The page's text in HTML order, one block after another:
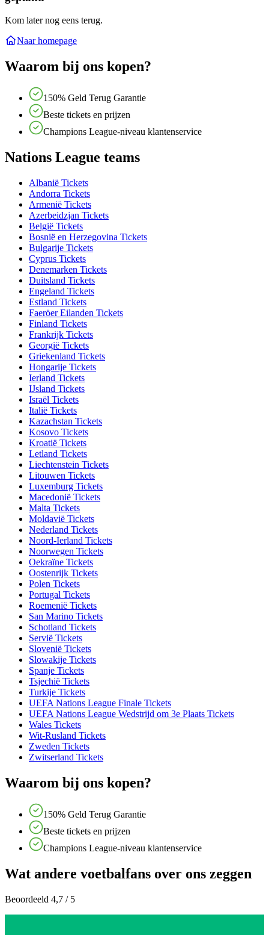
Kom later nog eens terug.
Naar homepage
Waarom bij ons kopen?
150% Geld Terug Garantie
Beste tickets en prijzen
Champions League-niveau klantenservice
Nations League teams
Albanië Tickets
Andorra Tickets
Armenië Tickets
Azerbeidzjan Tickets
België Tickets
Bosnië en Herzegovina Tickets
Bulgarije Tickets
Cyprus Tickets
Denemarken Tickets
Duitsland Tickets
Engeland Tickets
Estland Tickets
Faeröer Eilanden Tickets
Finland Tickets
Frankrijk Tickets
Georgië Tickets
Griekenland Tickets
Hongarije Tickets
Ierland Tickets
IJsland Tickets
Israël Tickets
Italië Tickets
Kazachstan Tickets
Kosovo Tickets
Kroatië Tickets
Letland Tickets
Liechtenstein Tickets
Litouwen Tickets
Luxemburg Tickets
Macedonië Tickets
Malta Tickets
Moldavië Tickets
Nederland Tickets
Noord-Ierland Tickets
Noorwegen Tickets
Oekraïne Tickets
Oostenrijk Tickets
Polen Tickets
Portugal Tickets
Roemenië Tickets
San Marino Tickets
Schotland Tickets
Servië Tickets
Slovenië Tickets
Slowakije Tickets
Spanje Tickets
Tsjechië Tickets
Turkije Tickets
UEFA Nations League Finale Tickets
UEFA Nations League Wedstrijd om 3e Plaats Tickets
Wales Tickets
Wit-Rusland Tickets
Zweden Tickets
Zwitserland Tickets
Waarom bij ons kopen?
150% Geld Terug Garantie
Beste tickets en prijzen
Champions League-niveau klantenservice
Wat andere voetbalfans over ons zeggen
Beoordeeld 4,7 / 5